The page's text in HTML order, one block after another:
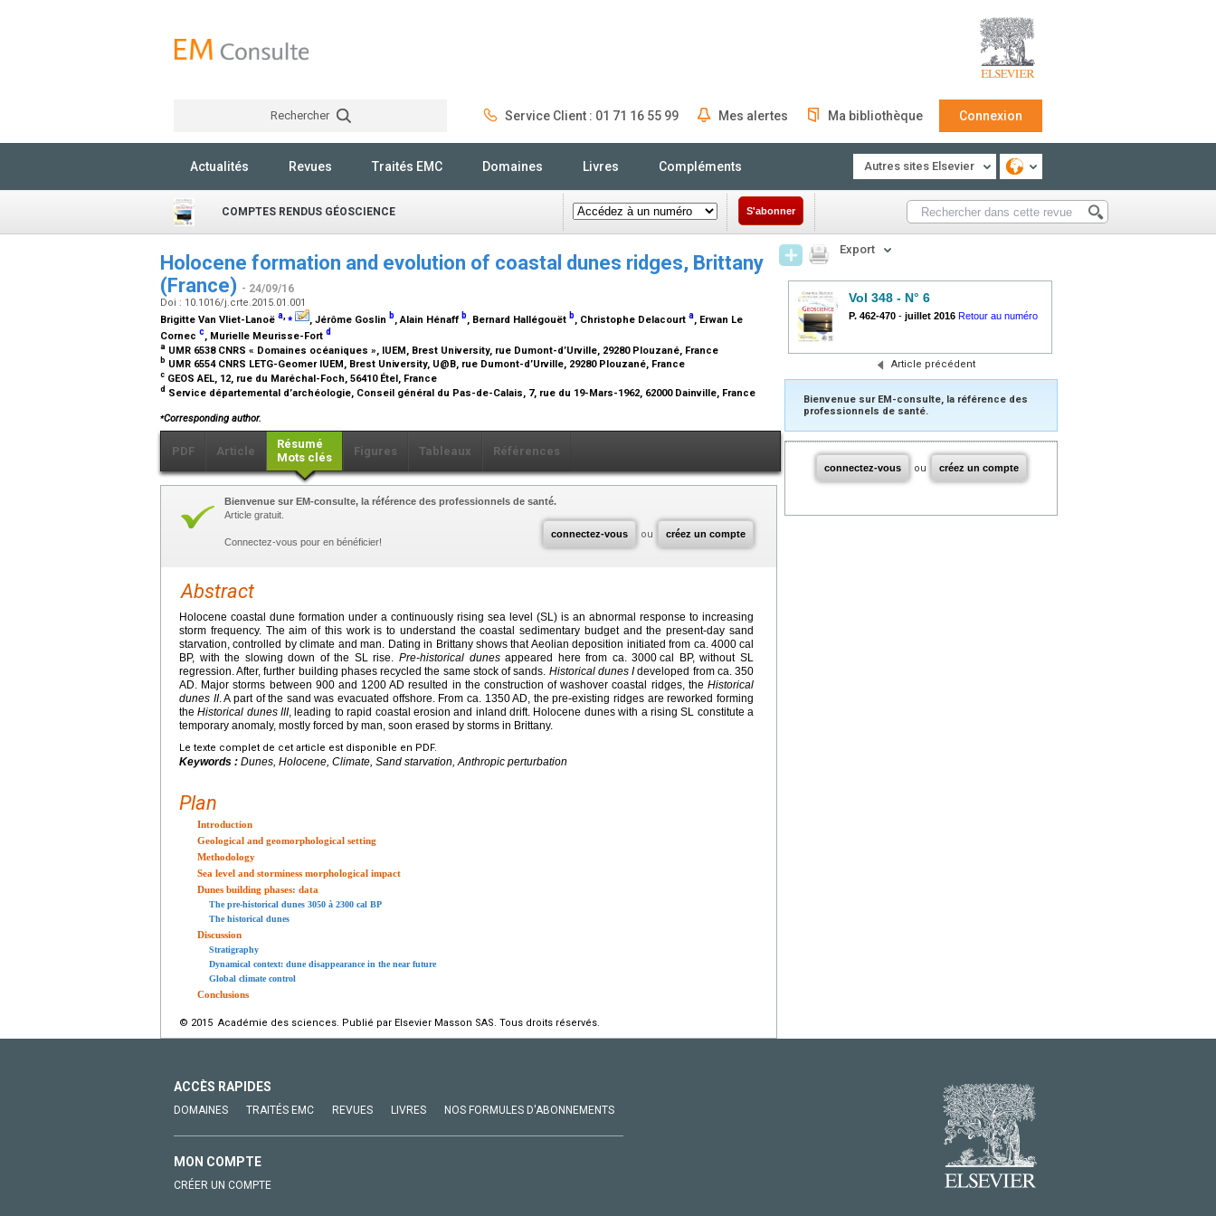
Rechercher Service Client : 01 71 16 55 99 Mes alertes Ma bibliothèque Connexion
Actualités Revues Traités EMC Domaines Livres Compléments Autres sites Elsevier
COMPTES RENDUS GÉOSCIENCE S'abonner
Holocene formation and evolution of coastal dunes ridges, Brittany
(France) - 24/09/16
Doi : 10.1016/j.crte.2015.01.001
Brigitte Van Vliet-Lanoë a,⁎ , Jérôme Goslin b, Alain Hénaff b, Bernard Hallégouët b, Christophe Delacourt a, Erwan Le
Cornec c, Murielle Meurisse-Fort d
a UMR 6538 CNRS « Domaines océaniques », IUEM, Brest University, rue Dumont-d’Urville, 29280 Plouzané, France
b UMR 6554 CNRS LETG-Geomer IUEM, Brest University, U@B, rue Dumont-d’Urville, 29280 Plouzané, France
c GEOS AEL, 12, rue du Maréchal-Foch, 56410 Étel, France
d Service départemental d’archéologie, Conseil général du Pas-de-Calais, 7, rue du 19-Mars-1962, 62000 Dainville, France
⁎Corresponding author.
PDF Article
Résumé
Mots clés
Figures Tableaux Références
connectez-vous ou créez un compte
Bienvenue sur EM-consulte, la référence des professionnels de santé.
Article gratuit.
Connectez-vous pour en bénéficier!
Abstract
Holocene coastal dune formation under a continuously rising sea level (SL) is an abnormal response to increasing
storm frequency. The aim of this work is to understand the coastal sedimentary budget and the present-day sand
starvation, controlled by climate and man. Dating in Brittany shows that Aeolian deposition initiated from ca. 4000 cal
BP, with the slowing down of the SL rise. Pre-historical dunesappeared here from ca. 3000 cal BP, without SL
regression. After, further building phases recycled the same stock of sands. Historical dunes Ideveloped from ca. 350
AD. Major storms between 900 and 1200 AD resulted in the construction of washover coastal ridges, the Historical
dunes II. A part of the sand was evacuated offshore. From ca. 1350 AD, the pre-existing ridges are reworked forming
theHistorical dunes III, leading to rapid coastal erosion and inland drift. Holocene dunes with a rising SL constitute a
temporary anomaly, mostly forced by man, soon erased by storms in Brittany.
Le texte complet de cet article est disponible en PDF.
Keywords : Dunes, Holocene, Climate, Sand starvation, Anthropic perturbation
Plan
Introduction
Geological and geomorphological setting
Methodology
Sea level and storminess morphological impact
Dunes building phases: data
The pre-historical dunes 3050 à 2300 cal BP
The historical dunes
Discussion
Stratigraphy
Dynamical context: dune disappearance in the near future
Global climate control
Conclusions
© 2015 Académie des sciences. Publié par Elsevier Masson SAS. Tous droits réservés.
Export
Vol 348 - N° 6
P. 462-470 - juillet 2016 Retour au numéro
Article précédent
Bienvenue sur EM-consulte, la référence des
professionnels de santé.
connectez-vous ou créez un compte
ACCÈS RAPIDES
DOMAINES TRAITÉS EMC REVUES LIVRES NOS FORMULES D'ABONNEMENTS
MON COMPTE
CRÉER UN COMPTE